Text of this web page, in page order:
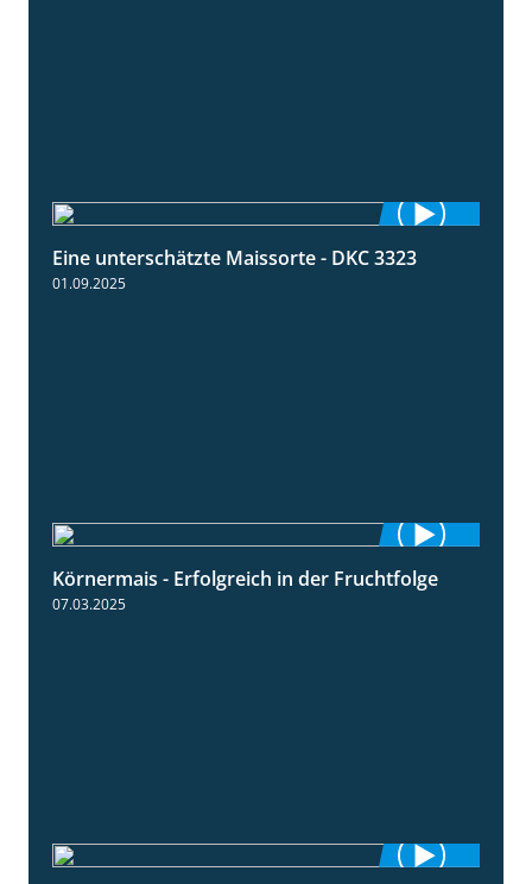
2:12
Eine unterschätzte Maissorte - DKC 3323
01.09.2025
2:31
Körnermais - Erfolgreich in der Fruchtfolge
07.03.2025